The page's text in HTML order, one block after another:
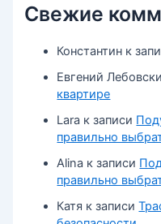
Свежие
Константин к
Евгений
квартире
Lara к записи
правильно
Alina к записи
правильно
Катя к записи